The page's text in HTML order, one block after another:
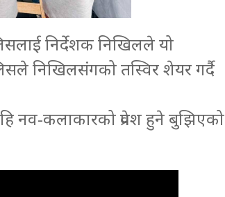
निर्देशक निखिलले यो
निखिलसंगको तस्विर शेयर गर्दै
नव-कलाकारको प्रवेश हुने बुझिएको